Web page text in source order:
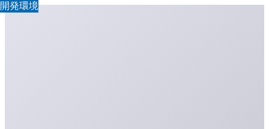
開発環境
GPU
開発環境
GPU
開発環境
開発環境
開発環境
開発環境
開発環境
GPU
開発環境
開発環境
開発環境
開発環境
GPU
開発環境
開発環境
開発環境
開発環境
開発環境
開発環境
開発環境
開発環境
開発環境